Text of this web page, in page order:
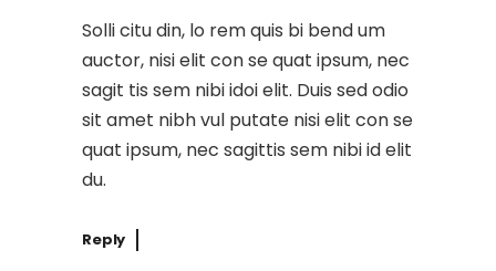
Solli citu din, lo rem quis bi bend um
auctor, nisi elit con se quat ipsum, nec
sagit tis sem nibi idoi elit. Duis sed odio
sit amet nibh vul putate nisi elit con se
quat ipsum, nec sagittis sem nibi id elit
du.
Reply